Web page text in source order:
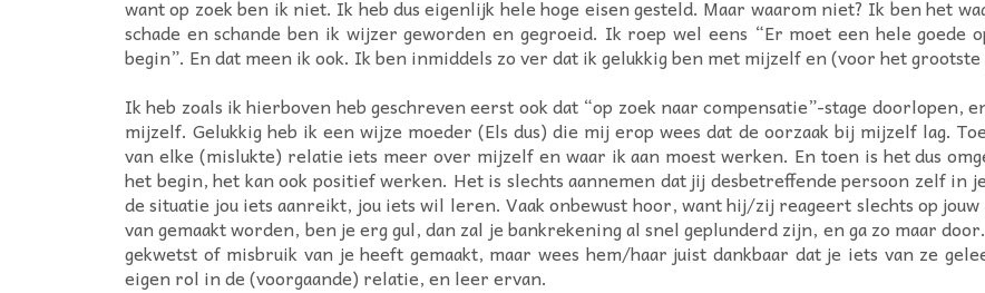
want op zoek ben ik niet. Ik heb dus eigenlijk hele hoge eisen gesteld. Maar waarom niet? Ik ben het
schade en schande ben ik wijzer geworden en gegroeid. Ik roep wel eens “Er moet een hele
begin”. En dat meen ik ook. Ik ben inmiddels zo ver dat ik gelukkig ben met mijzelf en (voor het
Ik heb zoals ik hierboven heb geschreven eerst ook dat “op zoek naar compensatie”-stage doorlopen,
mijzelf. Gelukkig heb ik een wijze moeder (Els dus) die mij erop wees dat de oorzaak bij mijzelf lag.
van elke (mislukte) relatie iets meer over mijzelf en waar ik aan moest werken. En toen is het dus
het begin, het kan ook positief werken. Het is slechts aannemen dat jij desbetreffende persoon zelf in
de situatie jou iets aanreikt, jou iets wil leren. Vaak onbewust hoor, want hij/zij reageert slechts op
van gemaakt worden, ben je erg gul, dan zal je bankrekening al snel geplunderd zijn, en ga zo maar
gekwetst of misbruik van je heeft gemaakt, maar wees hem/haar juist dankbaar dat je iets van ze
eigen rol in de (voorgaande) relatie, en leer ervan.